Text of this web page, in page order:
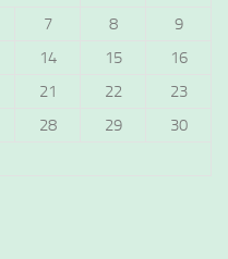
7 8
9
14 15
16
21 22
23
28 29
30